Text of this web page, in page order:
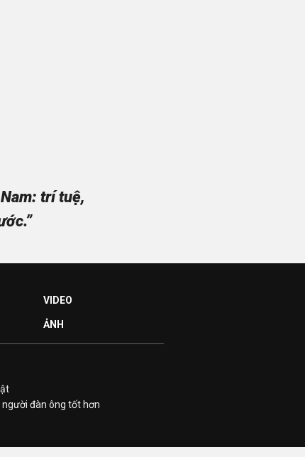
trí tuệ,
VIDEO
ẢNH
đàn ông tốt hơn